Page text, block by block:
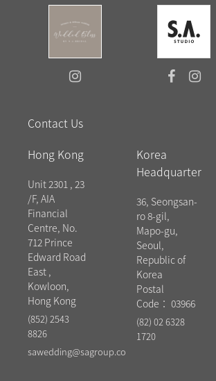
Contact Us
Hong Kong
Unit 2301 , 23
/F, AIA
Financial
Centre, No.
712 Prince
Edward Road
East ,
Kowloon,
Hong Kong
(852) 2543
8826
sawedding@sagroup.co
Korea
Headquarter
36, Seongsan-
ro 8-gil,
Mapo-gu,
Seoul,
Republic of
Korea
Postal
Code： 03966
(82) 02 6328
1720